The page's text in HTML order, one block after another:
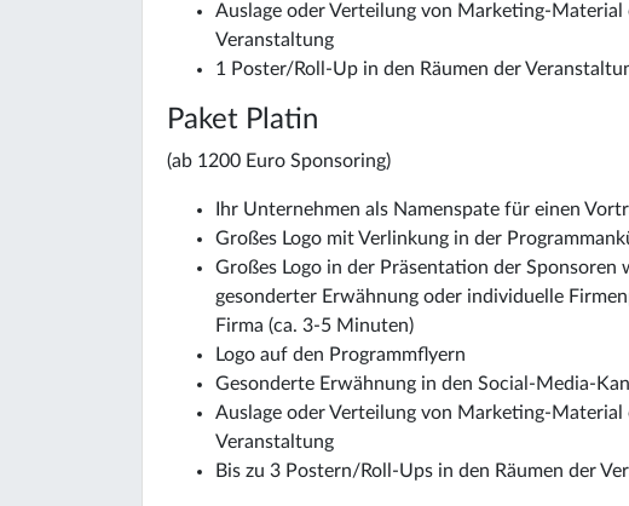
Auslage oder Verteilung von Marketing-
Veranstaltung
1 Poster/Roll-Up in den Räumen der
Paket Platin
(ab 1200 Euro Sponsoring)
Ihr Unternehmen als Namenspate für einen
Großes Logo mit Verlinkung in der
Großes Logo in der Präsentation der
gesonderter Erwähnung oder individuelle
Firma (ca. 3-5 Minuten)
Logo auf den Programmflyern
Gesonderte Erwähnung in den Social-Media-
Auslage oder Verteilung von Marketing-
Veranstaltung
Bis zu 3 Postern/Roll-Ups in den Räumen der